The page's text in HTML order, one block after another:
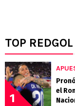
TOP REDGOL
1
el